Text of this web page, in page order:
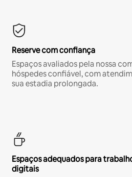
Reserve com confiança
Espaços avaliados pela nossa
hóspedes confiável, com
sua estadia prolongada.
Espaços adequados para
digitais